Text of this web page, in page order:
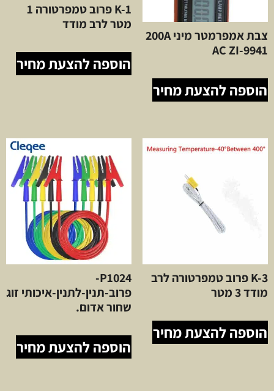
צבת אמפרמטר מיני 200A
AC ZI-9941
הוספה להצעת מחיר
K-1 פרוב טמפרטורה 1
מטר לרב מודד
הוספה להצעת מחיר
K-3 פרוב טמפרטורה לרב
מודד 3 מטר
הוספה להצעת מחיר
P1024-
פרוב-תנין-לתנין-איכותי זוג
שחור אדום.
הוספה להצעת מחיר